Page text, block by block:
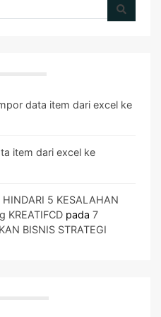
data item dari excel ke
item dari excel ke
5 KESALAHAN
KREATIFCD pada 7
BISNIS STRATEGI